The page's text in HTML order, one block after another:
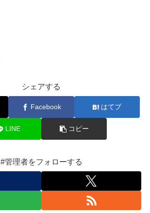
シェアする
Facebook はてブ
LINE コピー
#管理者をフォローする